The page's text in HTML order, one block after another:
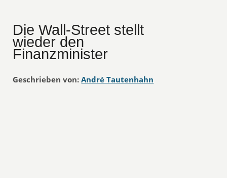
Die Wall-Street stellt
wieder den
Finanzminister
Geschrieben von: André Tautenhahn